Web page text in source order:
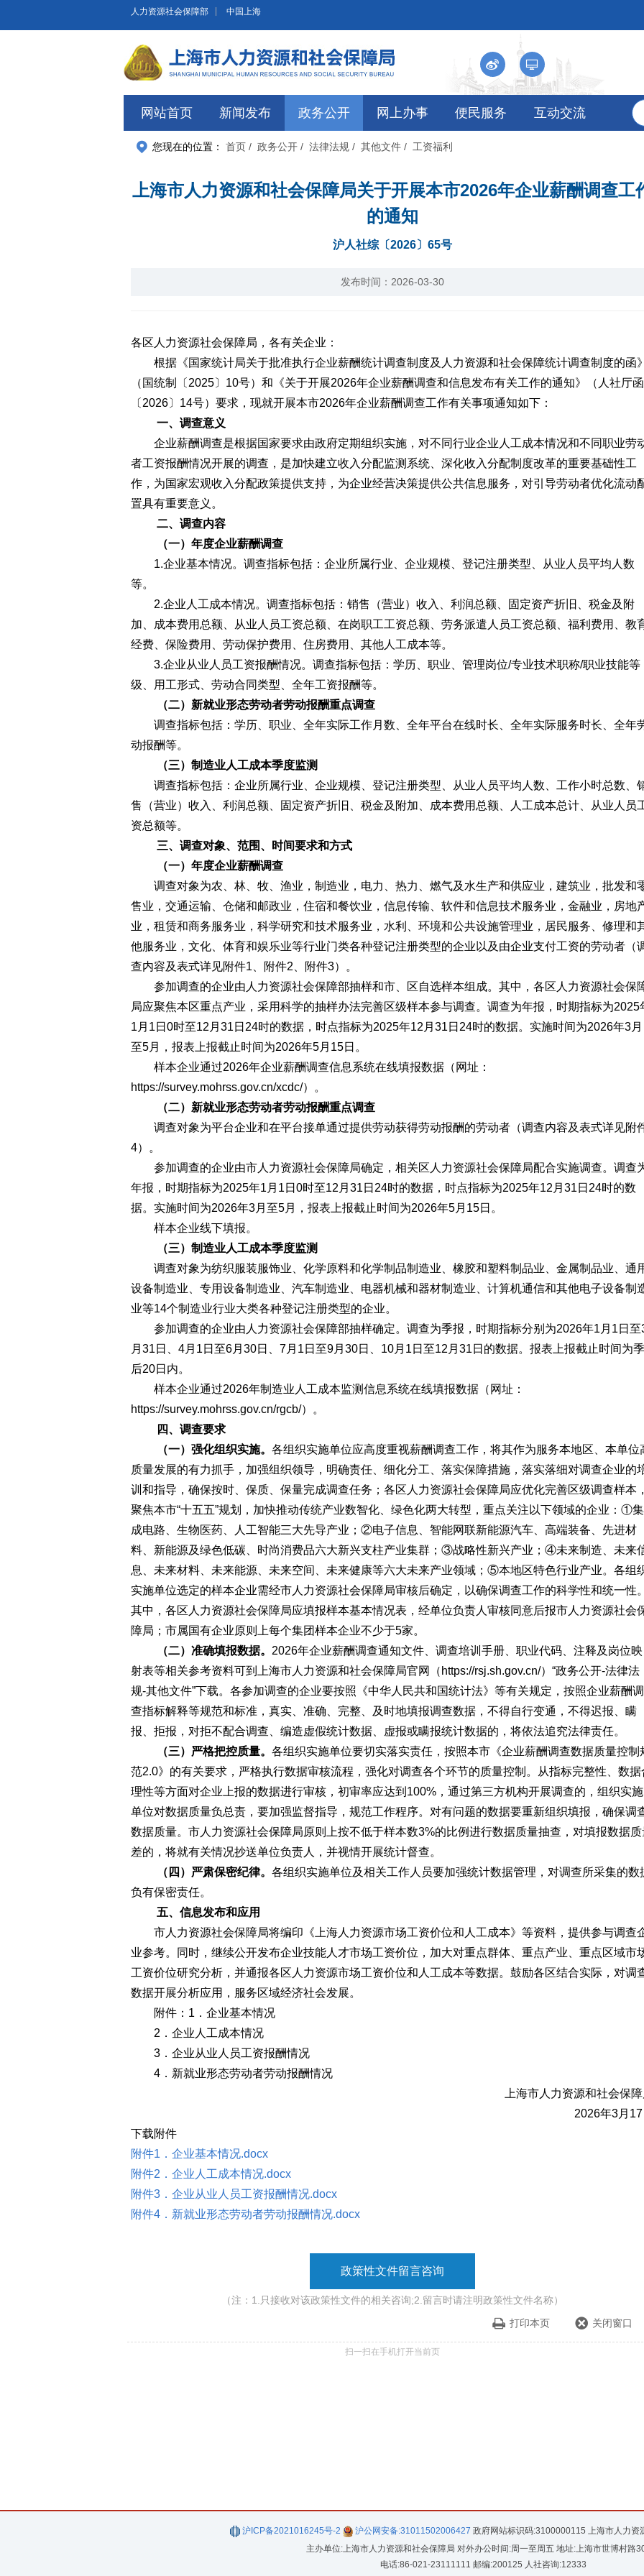
跳转到网站导航区 跳转到主要内容区域
人力资源社会保障部 中国上海
网站首页 新闻发布 政务公开 网上办事 便民服务 互动交流
您现在的位置： 首页 / 政务公开 / 法律法规 / 其他文件 / 工资福利
上海市人力资源和社会保障局关于开展本市2026年企业薪酬调查工
的通知
沪人社综〔2026〕65号
发布时间：2026-03-30
各区人力资源社会保障局，各有关企业：
根据《国家统计局关于批准执行企业薪酬统计调查制度及人力资源和社会保障统计调查制度的函》
（国统制〔2025〕10号）和《关于开展2026年企业薪酬调查和信息发布有关工作的通知》（人社厅函
〔2026〕14号）要求，现就开展本市2026年企业薪酬调查工作有关事项通知如下：
一、调查意义
企业薪酬调查是根据国家要求由政府定期组织实施，对不同行业企业人工成本情况和不同职业劳
者工资报酬情况开展的调查，是加快建立收入分配监测系统、深化收入分配制度改革的重要基础性工
作，为国家宏观收入分配政策提供支持，为企业经营决策提供公共信息服务，对引导劳动者优化流动
置具有重要意义。
二、调查内容
（一）年度企业薪酬调查
1.企业基本情况。调查指标包括：企业所属行业、企业规模、登记注册类型、从业人员平均人数
等。
2.企业人工成本情况。调查指标包括：销售（营业）收入、利润总额、固定资产折旧、税金及附
加、成本费用总额、从业人员工资总额、在岗职工工资总额、劳务派遣人员工资总额、福利费用、教
经费、保险费用、劳动保护费用、住房费用、其他人工成本等。
3.企业从业人员工资报酬情况。调查指标包括：学历、职业、管理岗位/专业技术职称/职业技能等
级、用工形式、劳动合同类型、全年工资报酬等。
（二）新就业形态劳动者劳动报酬重点调查
调查指标包括：学历、职业、全年实际工作月数、全年平台在线时长、全年实际服务时长、全年
动报酬等。
（三）制造业人工成本季度监测
调查指标包括：企业所属行业、企业规模、登记注册类型、从业人员平均人数、工作小时总数、
售（营业）收入、利润总额、固定资产折旧、税金及附加、成本费用总额、人工成本总计、从业人员
资总额等。
三、调查对象、范围、时间要求和方式
（一）年度企业薪酬调查
调查对象为农、林、牧、渔业，制造业，电力、热力、燃气及水生产和供应业，建筑业，批发和
售业，交通运输、仓储和邮政业，住宿和餐饮业，信息传输、软件和信息技术服务业，金融业，房地
业，租赁和商务服务业，科学研究和技术服务业，水利、环境和公共设施管理业，居民服务、修理和
他服务业，文化、体育和娱乐业等行业门类各种登记注册类型的企业以及由企业支付工资的劳动者（
查内容及表式详见附件1、附件2、附件3）。
参加调查的企业由人力资源社会保障部抽样和市、区自选样本组成。其中，各区人力资源社会保
局应聚焦本区重点产业，采用科学的抽样办法完善区级样本参与调查。调查为年报，时期指标为2025
1月1日0时至12月31日24时的数据，时点指标为2025年12月31日24时的数据。实施时间为2026年3月
至5月，报表上报截止时间为2026年5月15日。
样本企业通过2026年企业薪酬调查信息系统在线填报数据（网址：
https://survey.mohrss.gov.cn/xcdc/）。
（二）新就业形态劳动者劳动报酬重点调查
调查对象为平台企业和在平台接单通过提供劳动获得劳动报酬的劳动者（调查内容及表式详见附
4）。
参加调查的企业由市人力资源社会保障局确定，相关区人力资源社会保障局配合实施调查。调查
年报，时期指标为2025年1月1日0时至12月31日24时的数据，时点指标为2025年12月31日24时的数
据。实施时间为2026年3月至5月，报表上报截止时间为2026年5月15日。
样本企业线下填报。
（三）制造业人工成本季度监测
调查对象为纺织服装服饰业、化学原料和化学制品制造业、橡胶和塑料制品业、金属制品业、通
设备制造业、专用设备制造业、汽车制造业、电器机械和器材制造业、计算机通信和其他电子设备制
业等14个制造业行业大类各种登记注册类型的企业。
参加调查的企业由人力资源社会保障部抽样确定。调查为季报，时期指标分别为2026年1月1日至
月31日、4月1日至6月30日、7月1日至9月30日、10月1日至12月31日的数据。报表上报截止时间为季
后20日内。
样本企业通过2026年制造业人工成本监测信息系统在线填报数据（网址：
https://survey.mohrss.gov.cn/rgcb/）。
四、调查要求
（一）强化组织实施。 各组织实施单位应高度重视薪酬调查工作，将其作为服务本地区、本单位
质量发展的有力抓手，加强组织领导，明确责任、细化分工、落实保障措施，落实落细对调查企业的
训和指导，确保按时、保质、保量完成调查任务；各区人力资源社会保障局应优化完善区级调查样本，
聚焦本市“十五五”规划，加快推动传统产业数智化、绿色化两大转型，重点关注以下领域的企业：①集
成电路、生物医药、人工智能三大先导产业；②电子信息、智能网联新能源汽车、高端装备、先进材
料、新能源及绿色低碳、时尚消费品六大新兴支柱产业集群；③战略性新兴产业；④未来制造、未来
息、未来材料、未来能源、未来空间、未来健康等六大未来产业领域；⑤本地区特色行业产业。各组
实施单位选定的样本企业需经市人力资源社会保障局审核后确定，以确保调查工作的科学性和统一性。
其中，各区人力资源社会保障局应填报样本基本情况表，经单位负责人审核同意后报市人力资源社会
障局；市属国有企业原则上每个集团样本企业不少于5家。
（二）准确填报数据。 2026年企业薪酬调查通知文件、调查培训手册、职业代码、注释及岗位映
射表等相关参考资料可到上海市人力资源和社会保障局官网（https://rsj.sh.gov.cn/）“政务公开-法律法
规-其他文件”下载。各参加调查的企业要按照《中华人民共和国统计法》等有关规定，按照企业薪酬调
查指标解释等规范和标准，真实、准确、完整、及时地填报调查数据，不得自行变通，不得迟报、瞒
报、拒报，对拒不配合调查、编造虚假统计数据、虚报或瞒报统计数据的，将依法追究法律责任。
（三）严格把控质量。 各组织实施单位要切实落实责任，按照本市《企业薪酬调查数据质量控制
范2.0》的有关要求，严格执行数据审核流程，强化对调查各个环节的质量控制。从指标完整性、数据
理性等方面对企业上报的数据进行审核，初审率应达到100%，通过第三方机构开展调查的，组织实施
单位对数据质量负总责，要加强监督指导，规范工作程序。对有问题的数据要重新组织填报，确保调
数据质量。市人力资源社会保障局原则上按不低于样本数3%的比例进行数据质量抽查，对填报数据质
差的，将就有关情况抄送单位负责人，并视情开展统计督查。
（四）严肃保密纪律。 各组织实施单位及相关工作人员要加强统计数据管理，对调查所采集的数
负有保密责任。
五、信息发布和应用
市人力资源社会保障局将编印《上海人力资源市场工资价位和人工成本》等资料，提供参与调查
业参考。同时，继续公开发布企业技能人才市场工资价位，加大对重点群体、重点产业、重点区域市
工资价位研究分析，并通报各区人力资源市场工资价位和人工成本等数据。鼓励各区结合实际，对调
数据开展分析应用，服务区域经济社会发展。
附件：1．企业基本情况
2．企业人工成本情况
3．企业从业人员工资报酬情况
4．新就业形态劳动者劳动报酬情况
上海市人力资源和社会保障
2026年3月17
下载附件
附件1．企业基本情况.docx
附件2．企业人工成本情况.docx
附件3．企业从业人员工资报酬情况.docx
附件4．新就业形态劳动者劳动报酬情况.docx
政策性文件留言咨询
（注：1.只接收对该政策性文件的相关咨询;2.留言时请注明政策性文件名称）
打印本页
关闭窗口
扫一扫在手机打开当前页
沪ICP备2021016245号-2 沪公网安备:31011502006427 政府网站标识码:3100000115 上海市人力资
主办单位:上海市人力资源和社会保障局 对外办公时间:周一至周五 地址:上海市世博村路
电话:86-021-23111111 邮编:200125 人社咨询:12333